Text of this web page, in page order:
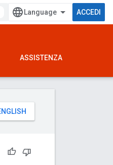
ACCEDI
ASSISTENZA